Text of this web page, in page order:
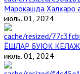
Марокашда Халқаро
июль. 01, 2024
ЁШЛАР БУЮК
июль. 01, 2024